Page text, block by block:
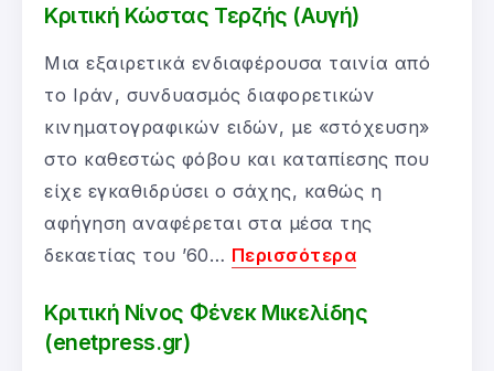
Κριτική Κώστας Τερζής (Αυγή)
Μια εξαιρετικά ενδιαφέρουσα ταινία από
το Ιράν, συνδυασμός διαφορετικών
κινηματογραφικών ειδών, με «στόχευση»
στο καθεστώς φόβου και καταπίεσης που
είχε εγκαθιδρύσει ο σάχης, καθώς η
αφήγηση αναφέρεται στα μέσα της
δεκαετίας του ’60… Περισσότερα
Κριτική Νίνος Φένεκ Μικελίδης
(enetpress.gr)